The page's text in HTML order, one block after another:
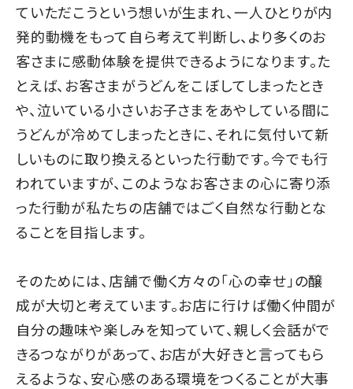
ていただこうという想いが生まれ、一人ひとりが内
発的動機をもって自ら考えて判断し、より多くのお
客さまに感動体験を提供できるようになります。た
とえば、お客さまがうどんをこぼしてしまったとき
や、泣いている小さいお子さまをあやしている間に
うどんが冷めてしまったときに、それに気付いて新
しいものに取り換えるといった行動です。今でも行
われていますが、このようなお客さまの心に寄り添
った行動が私たちの店舗ではごく自然な行動とな
ることを目指します。
そのためには、店舗で働く方々の「心の幸せ」の醸
成が大切と考えています。お店に行けば働く仲間が
自分の趣味や楽しみを知っていて、親しく会話がで
きるつながりがあって、お店が大好きと言ってもら
えるような、安心感のある環境をつくることが大事